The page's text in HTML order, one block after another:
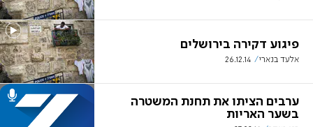
פיגוע דקירה בירושלים
אלעד בנארי 26.12.14
ערבים הציתו את תחנת המשטרה
בשער האריות